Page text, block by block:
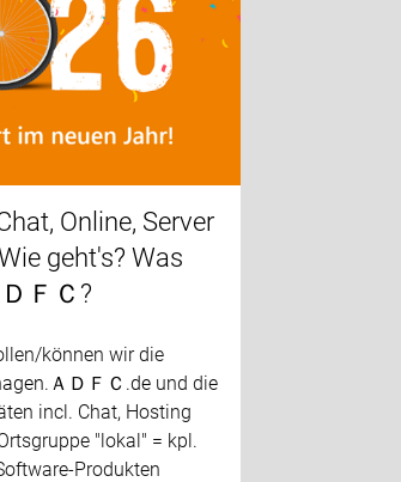
Online, Server
geht's? Was
ＦＣ?
können wir die
ＡＤＦＣ.deund die
incl. Chat, Hosting
"lokal" = kpl.
Produkten